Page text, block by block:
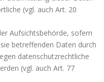
(vgl. auch Art. 20
Aufsichtsbehörde, sofern
betreffenden Daten durch
datenschutzrechtliche
(vgl. auch Art. 77